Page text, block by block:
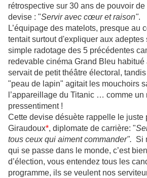
rétrospective sur 30 ans de pouvoir
devise : "Servir avec cœur et raison".
L’équipage des matelots, presque au
tentait surtout d'expliquer aux adeptes
simple radotage des 5 précédentes
redevable cinéma Grand Bleu
servait de petit théâtre électoral,
"peau de lapin" agitait les mouchoirs
l’appareillage du Titanic … comme un
pressentiment !
Cette devise désuète rappelle le juste
Giraudoux*, diplomate de carrière: "
tous ceux qui aiment commander". Si
qui se passe dans le monde, c’est
d’élection, vous entendez tous les
programme, ils se veulent nos